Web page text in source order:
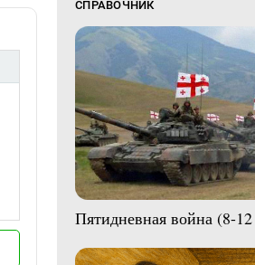
СПРАВОЧНИК
Пятидневная война (8-12